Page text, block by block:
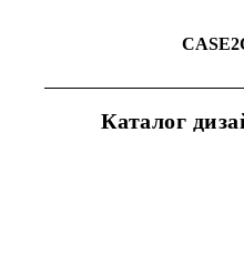
Каталог